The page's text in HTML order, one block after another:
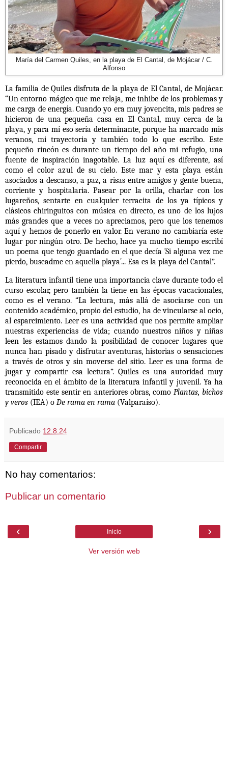
María del Carmen Quiles, en la playa de El Cantal, de Mojácar / C.
Alfonso
La familia de Quiles disfruta de la playa de El Cantal, de Mojácar.
“Un entorno mágico que me relaja, me inhibe de los problemas y
me carga de energía. Cuando yo era muy jovencita, mis padres se
hicieron de una pequeña casa en El Cantal, muy cerca de la
playa, y para mí eso sería determinante, porque ha marcado mis
veranos, mi trayectoria y también todo lo que escribo. Este
pequeño rincón es durante un tiempo del año mi refugio, una
fuente de inspiración inagotable. La luz aquí es diferente, así
como el color azul de su cielo. Este mar y esta playa están
asociados a descanso, a paz, a risas entre amigos y gente buena,
corriente y hospitalaria. Pasear por la orilla, charlar con los
lugareños, sentarte en cualquier terracita de los ya típicos y
clásicos chiringuitos con música en directo, es uno de los lujos
más grandes que a veces no apreciamos, pero que los tenemos
aquí y hemos de ponerlo en valor. En verano no cambiaría este
lugar por ningún otro. De hecho, hace ya mucho tiempo escribí
un poema que tengo guardado en el que decía ´Si alguna vez me
pierdo, buscadme en aquella playa´... Esa es la playa del Cantal”.
La literatura infantil tiene una importancia clave durante todo el
curso escolar, pero también la tiene en las épocas vacacionales,
como es el verano. “La lectura, más allá de asociarse con un
contenido académico, propio del estudio, ha de vincularse al ocio,
al esparcimiento. Leer es una actividad que nos permite ampliar
nuestras experiencias de vida; cuando nuestros niños y niñas
leen les estamos dando la posibilidad de conocer lugares que
nunca han pisado y disfrutar aventuras, historias o sensaciones
a través de otros y sin moverse del sitio. Leer es una forma de
jugar y compartir esa lectura”. Quiles es una autoridad muy
reconocida en el ámbito de la literatura infantil y juvenil. Ya ha
transmitido este sentir en anteriores obras, como Plantas, bichos
y veros (IEA) o De rama en rama (Valparaíso).
Publicado 12.8.24
Compartir
No hay comentarios:
Publicar un comentario
‹ ›
Inicio
Ver versión web